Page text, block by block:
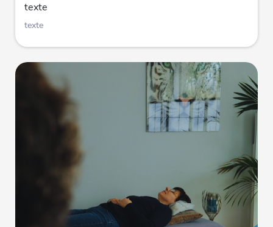
texte
texte